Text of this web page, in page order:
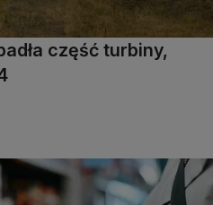
część turbiny,